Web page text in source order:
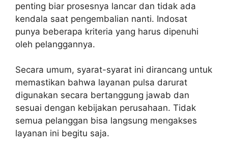
penting biar prosesnya lancar dan tidak ada
kendala saat pengembalian nanti. Indosat
punya beberapa kriteria yang harus dipenuhi
oleh pelanggannya.
Secara umum, syarat-syarat ini dirancang untuk
memastikan bahwa layanan pulsa darurat
digunakan secara bertanggung jawab dan
sesuai dengan kebijakan perusahaan. Tidak
semua pelanggan bisa langsung mengakses
layanan ini begitu saja.